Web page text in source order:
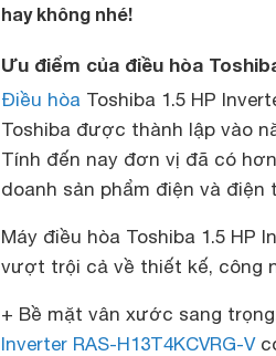
hay không nhé!
Ưu điểm của điều hòa
Điều hòa Toshiba 1.5 HP
Toshiba được thành lập vào
Tính đến nay đơn vị đã có
doanh sản phẩm điện và điện
Máy điều hòa Toshiba 1.5 HP
vượt trội cả về thiết kế, công
+ Bề mặt vân xước sang
Inverter RAS-H13T4KCVRG-V